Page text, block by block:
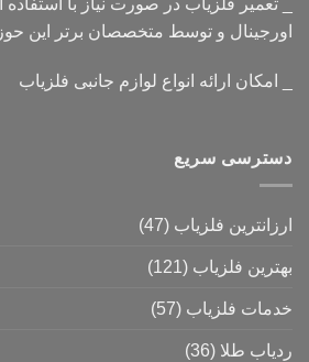
اورجینال و توسط متخصصان برتر این
_ امکان ارائه انواع لوازم جانبی فلزیاب
دسترسی سریع
ارزانترین فلزیاب (47)
بهترین فلزیاب (121)
خدمات فلزیاب (57)
ردیاب طلا (36)